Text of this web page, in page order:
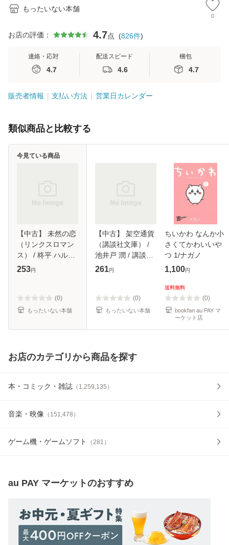
もったいない本舗
0
お店の評価： 4.7点 (826件)
連絡・応対
4.7
配送スピード
4.6
梱包
4.7
販売者情報 支払い方法 営業日カレンダー
類似商品と比較する
【中古】 未然の恋
（リンクスロマン
ス） / 柊平 ハルモ
/ 幻冬舎コミックス
253円
(0)
もったいない本舗
今見ている商品
【中古】 架空通貨
（講談社文庫） /
池井戸 潤 / 講談社
[文庫]【メール便送
261円
(0)
もったいない本舗
ちいかわ なんか小
さくてかわいいや
つ 1/ナガノ
1,100円
送料無料
(0)
bookfan au PAY マ
ーケット店
お店のカテゴリから商品を探す
本・コミック・雑誌 （ 1,259,135 ）
音楽・映像 （ 151,478 ）
ゲーム機・ゲームソフト （281 ）
au PAY マーケットのおすすめ